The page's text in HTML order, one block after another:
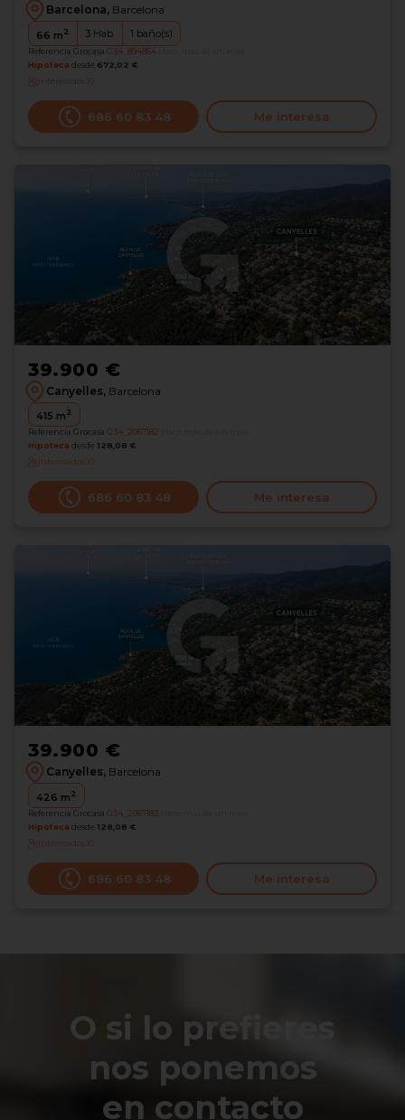
Barcelona, Barcelona
66 m2 3 Hab. 1 baño(s)
Referencia Grocasa G34_894864
Hipoteca desde 672,02 €
Interesados 10
686 60 83 48 Me interesa
39.900 €
Canyelles, Barcelona
415 m2
Referencia Grocasa G34_2067182
Hipoteca desde 128,08 €
Interesados 10
686 60 83 48 Me interesa
39.900 €
Canyelles, Barcelona
426 m2
Referencia Grocasa G34_2067183
Hipoteca desde 128,08 €
Interesados 10
686 60 83 48 Me interesa
O si lo prefieres
nos ponemos
en contacto